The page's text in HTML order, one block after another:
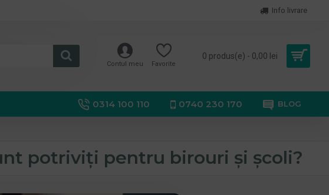
Info livrare
Contul meu Favorite
0 produs(e) - 0,00 lei
0314 100 110 0740 230 170 BLOG
potriviți pentru birouri și școli?